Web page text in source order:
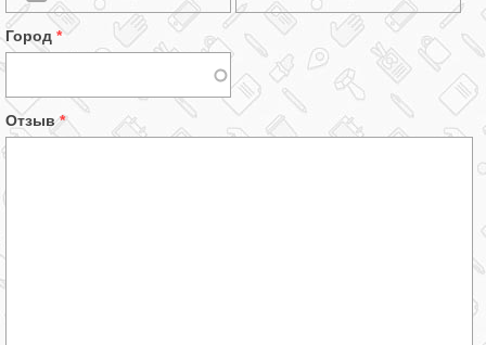
Город *
Отзыв*